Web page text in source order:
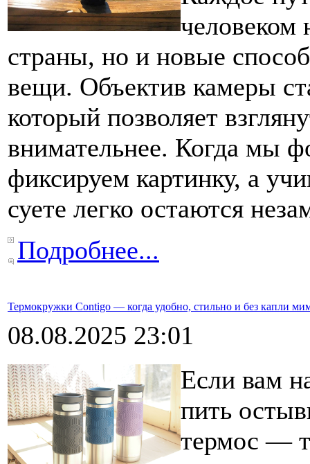
человеком
страны, но и новые
вещи. Объектив камеры
который позволяет
внимательнее. Когда мы
фиксируем картинку, а
суете легко остаются
Подробнее...
Термокружки Contigo — когда удобно, стильно и без капли
08.08.2025 23:01
Если вам
пить
термос —